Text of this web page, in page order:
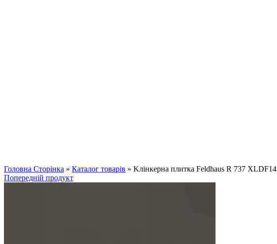
Головна Сторінка » Каталог товарів » Kлінкерна плитка Feldhaus R 737 XLDF14
Попередній продукт